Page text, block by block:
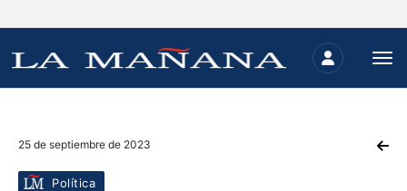
25 de septiembre de 2023
Política